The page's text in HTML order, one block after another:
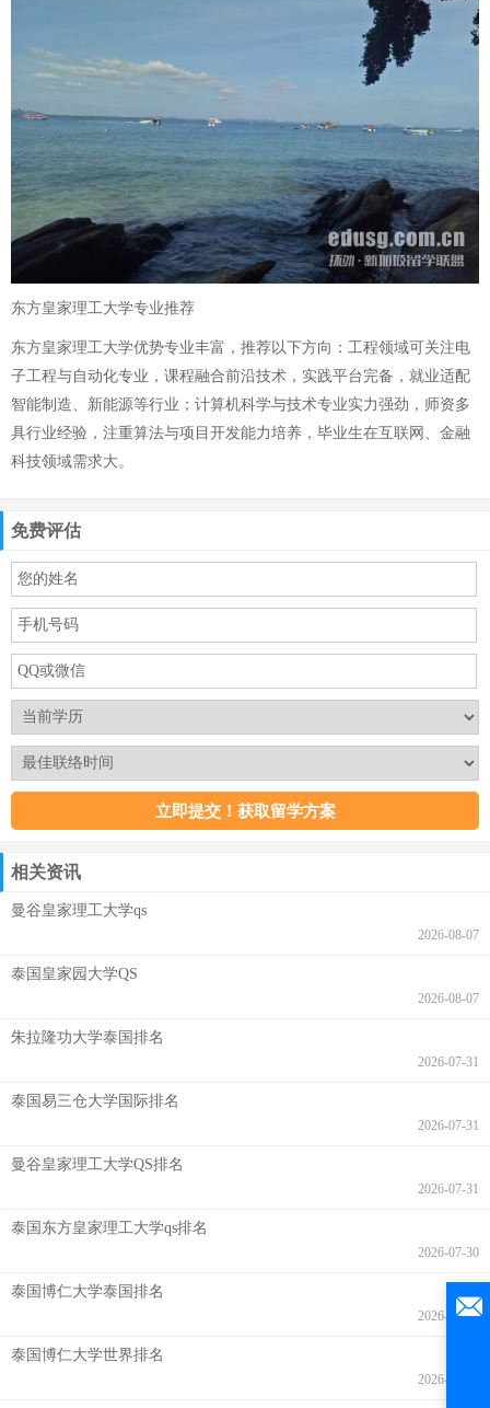
东方皇家理工大学专业推荐
东方皇家理工大学优势专业丰富，推荐以下方向：工程领域可关注电
子工程与自动化专业，课程融合前沿技术，实践平台完备，就业适配
智能制造、新能源等行业；计算机科学与技术专业实力强劲，师资多
具行业经验，注重算法与项目开发能力培养，毕业生在互联网、金融
科技领域需求大。
免费评估
相关资讯
曼谷皇家理工大学qs
2026-08-07
泰国皇家园大学QS
2026-08-07
朱拉隆功大学泰国排名
2026-07-31
泰国易三仓大学国际排名
2026-07-31
曼谷皇家理工大学QS排名
2026-07-31
泰国东方皇家理工大学qs排名
2026-07-30
泰国博仁大学泰国排名
2026-07-28
泰国博仁大学世界排名
2026-07-27